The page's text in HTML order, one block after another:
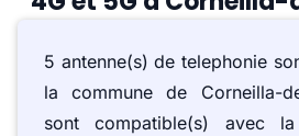
5 antenne(s) de telephonie
la commune de Corneilla-
sont compatible(s) avec